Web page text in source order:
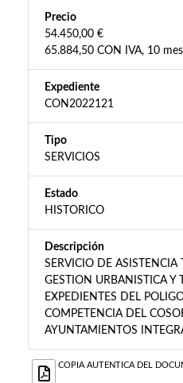
Precio
54.450,00 €
65.884,50 CON IVA, 10
Expediente
CON2022121
Tipo
SERVICIOS
Estado
HISTORICO
Descripción
SERVICIO DE ASISTENCIA
GESTION URBANISTICA Y
EXPEDIENTES DEL
COMPETENCIA DEL
AYUNTAMIENTOS
COPIA AUTENTICA DEL